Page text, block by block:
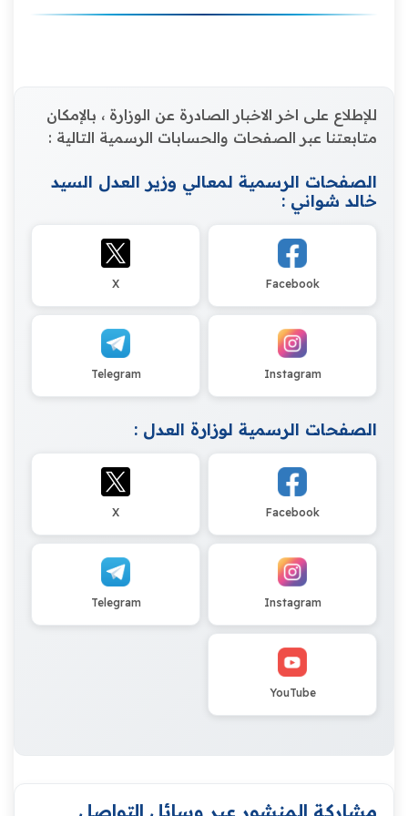
للإطلاع على اخر الاخبار الصادرة عن الوزارة ، بالإمكان
متابعتنا عبر الصفحات والحسابات الرسمية التالية :
الصفحات الرسمية لمعالي وزير العدل السيد
خالد شواني :
Facebook
X
Instagram
Telegram
الصفحات الرسمية لوزارة العدل :
Facebook
X
Instagram
Telegram
YouTube
مشاركة المنشور عبر وسائل التواصل